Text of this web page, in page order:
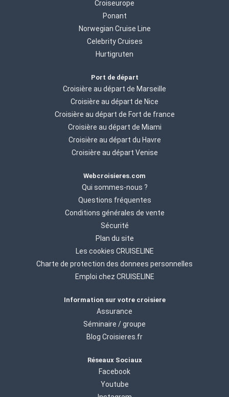
Croiseurope
Ponant
Norwegian Cruise Line
Celebrity Cruises
Hurtigruten
Port de départ
Croisière au départ de Marseille
Croisière au départ de Nice
Croisière au départ de Fort de france
Croisière au départ de Miami
Croisière au départ du Havre
Croisière au départ Venise
Webcroisieres.com
Qui sommes-nous ?
Questions fréquentes
Conditions générales de vente
Sécurité
Plan du site
Les cookies CRUISELINE
Charte de protection des donnees personnelles
Emploi chez CRUISELINE
Information sur votre croisiere
Assurance
Séminaire / groupe
Blog Croisieres.fr
Réseaux Sociaux
Facebook
Youtube